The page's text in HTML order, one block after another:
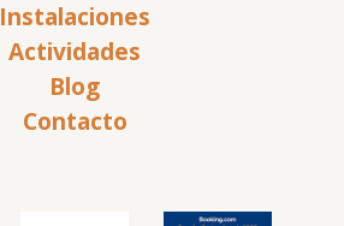
Instalaciones
Actividades
Blog
Contacto